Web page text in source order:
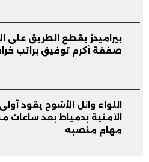
بيراميدز يقطع الطريق على
صفقة أكرم توفيق براتب
اللواء وائل الأشوح يقود
الأمنية بدمياط بعد ساعات
مهام منصبه